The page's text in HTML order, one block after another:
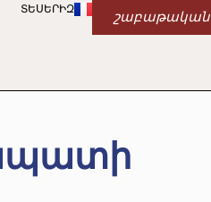
ՏԵՍԵՐԻԶ
շաբաթական